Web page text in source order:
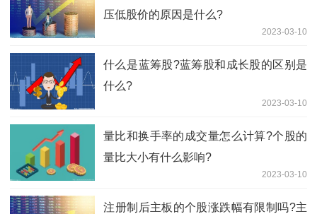
压低股价的原因是什么?
2023-03-10
什么是​蓝筹股?蓝筹股和成长股的区别是
什么?
2023-03-10
量比和换手率的成交量怎么计算?个股的
量比大小有什么影响?
2023-03-10
​注册制后主板的个股涨跌幅有限制吗?主